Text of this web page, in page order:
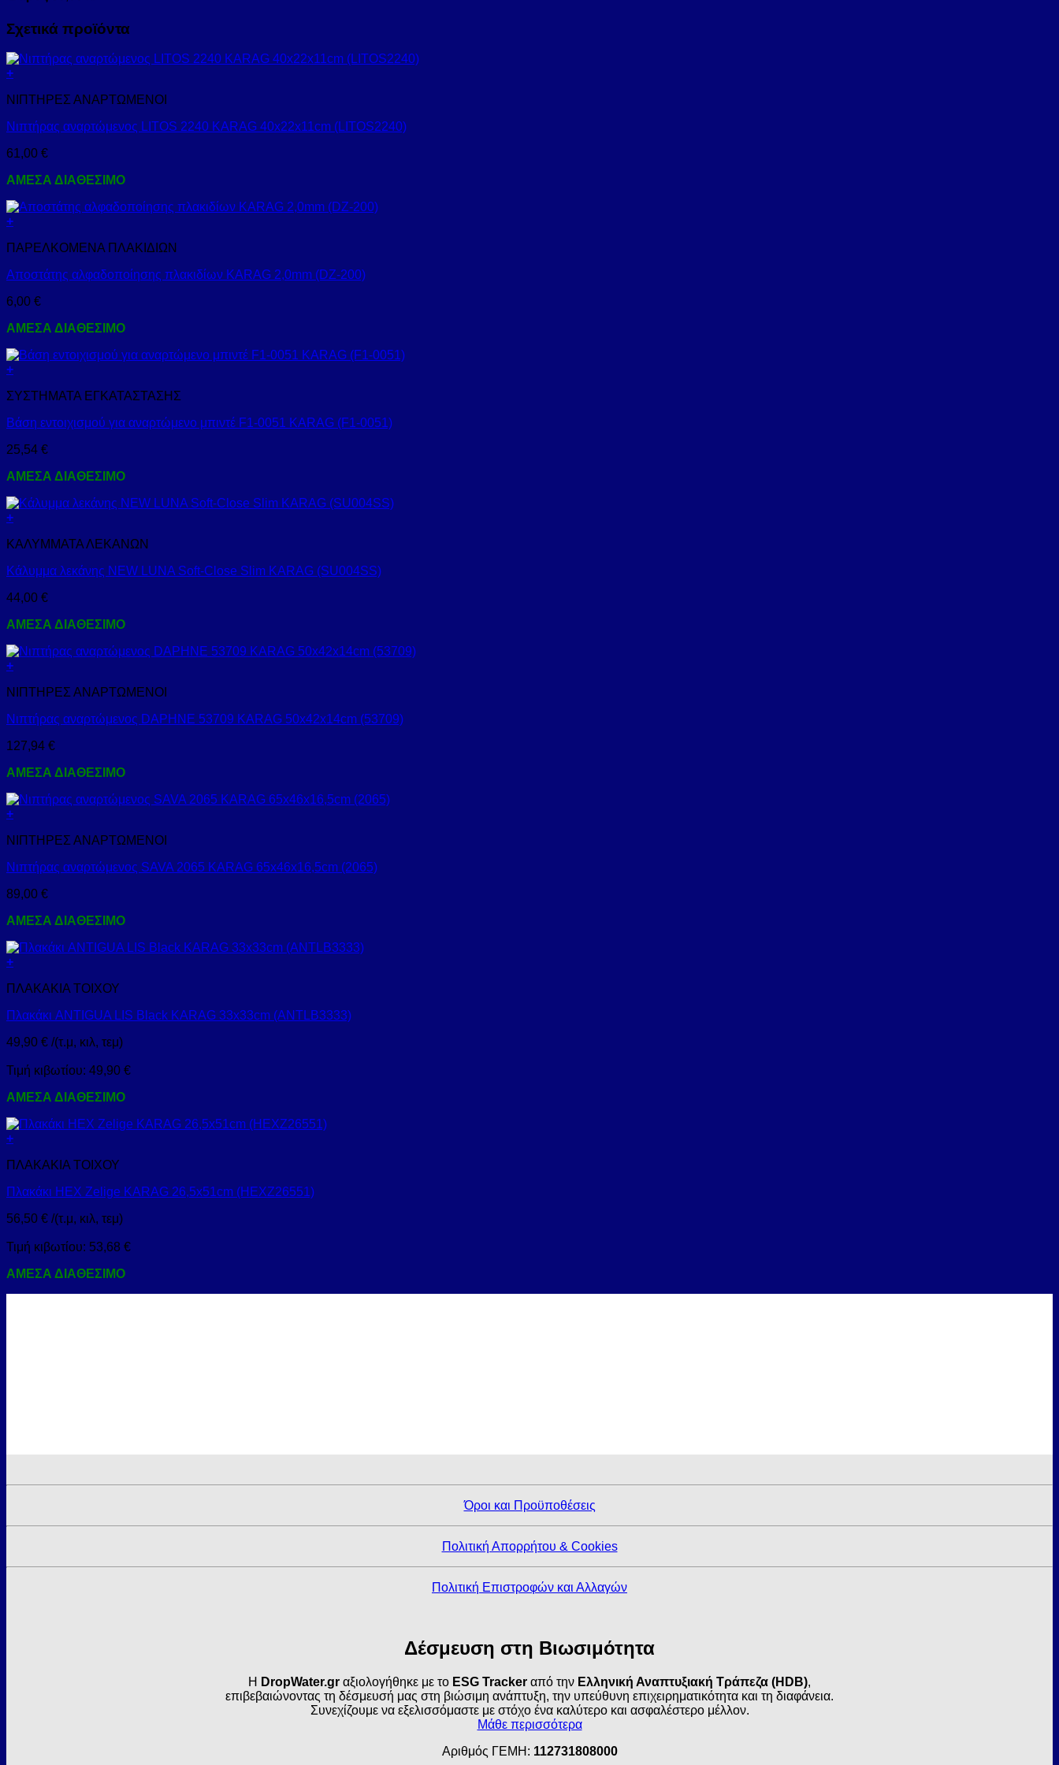
Σχετικά προϊόντα
+
ΝΙΠΤΗΡΕΣ ΑΝΑΡΤΩΜΕΝΟΙ
Νιπτήρας αναρτώμενος LITOS 2240 KARAG 40x22x11cm (LITOS2240)
61,00 €
ΑΜΕΣΑ ΔΙΑΘΕΣΙΜΟ
+
ΠΑΡΕΛΚΟΜΕΝΑ ΠΛΑΚΙΔΙΩΝ
Αποστάτης αλφαδοποίησης πλακιδίων KARAG 2,0mm (DZ-200)
6,00 €
ΑΜΕΣΑ ΔΙΑΘΕΣΙΜΟ
+
ΣΥΣΤΗΜΑΤΑ ΕΓΚΑΤΑΣΤΑΣΗΣ
Βάση εντοιχισμού για αναρτώμενο μπιντέ F1-0051 KARAG (F1-0051)
25,54 €
ΑΜΕΣΑ ΔΙΑΘΕΣΙΜΟ
+
ΚΑΛΥΜΜΑΤΑ ΛΕΚΑΝΩΝ
Κάλυμμα λεκάνης NEW LUNA Soft-Close Slim KARAG (SU004SS)
44,00 €
ΑΜΕΣΑ ΔΙΑΘΕΣΙΜΟ
+
ΝΙΠΤΗΡΕΣ ΑΝΑΡΤΩΜΕΝΟΙ
Νιπτήρας αναρτώμενος DAPHNE 53709 KARAG 50x42x14cm (53709)
127,94 €
ΑΜΕΣΑ ΔΙΑΘΕΣΙΜΟ
+
ΝΙΠΤΗΡΕΣ ΑΝΑΡΤΩΜΕΝΟΙ
Νιπτήρας αναρτώμενος SAVA 2065 KARAG 65x46x16,5cm (2065)
89,00 €
ΑΜΕΣΑ ΔΙΑΘΕΣΙΜΟ
+
ΠΛΑΚΑΚΙΑ ΤΟΙΧΟΥ
Πλακάκι ANTIGUA LIS Black KARAG 33x33cm (ANTLB3333)
49,90 € /(τ.μ, κιλ, τεμ)
Τιμή κιβωτίου: 49,90 €
ΑΜΕΣΑ ΔΙΑΘΕΣΙΜΟ
+
ΠΛΑΚΑΚΙΑ ΤΟΙΧΟΥ
Πλακάκι HEX Zelige KARAG 26,5x51cm (HEXZ26551)
56,50 € /(τ.μ, κιλ, τεμ)
Τιμή κιβωτίου: 53,68 €
ΑΜΕΣΑ ΔΙΑΘΕΣΙΜΟ
Όροι και Προϋποθέσεις
Πολιτική Απορρήτου & Cookies
Πολιτική Επιστροφών και Αλλαγών
Δέσμευση στη Βιωσιμότητα
Η DropWater.gr αξιολογήθηκε με το ESG Tracker από την Ελληνική Αναπτυξιακή Τράπεζα (HDB),
επιβεβαιώνοντας τη δέσμευσή μας στη βιώσιμη ανάπτυξη, την υπεύθυνη επιχειρηματικότητα και τη διαφάνεια.
Συνεχίζουμε να εξελισσόμαστε με στόχο ένα καλύτερο και ασφαλέστερο μέλλον.
Μάθε περισσότερα
Αριθμός ΓΕΜΗ: 112731808000